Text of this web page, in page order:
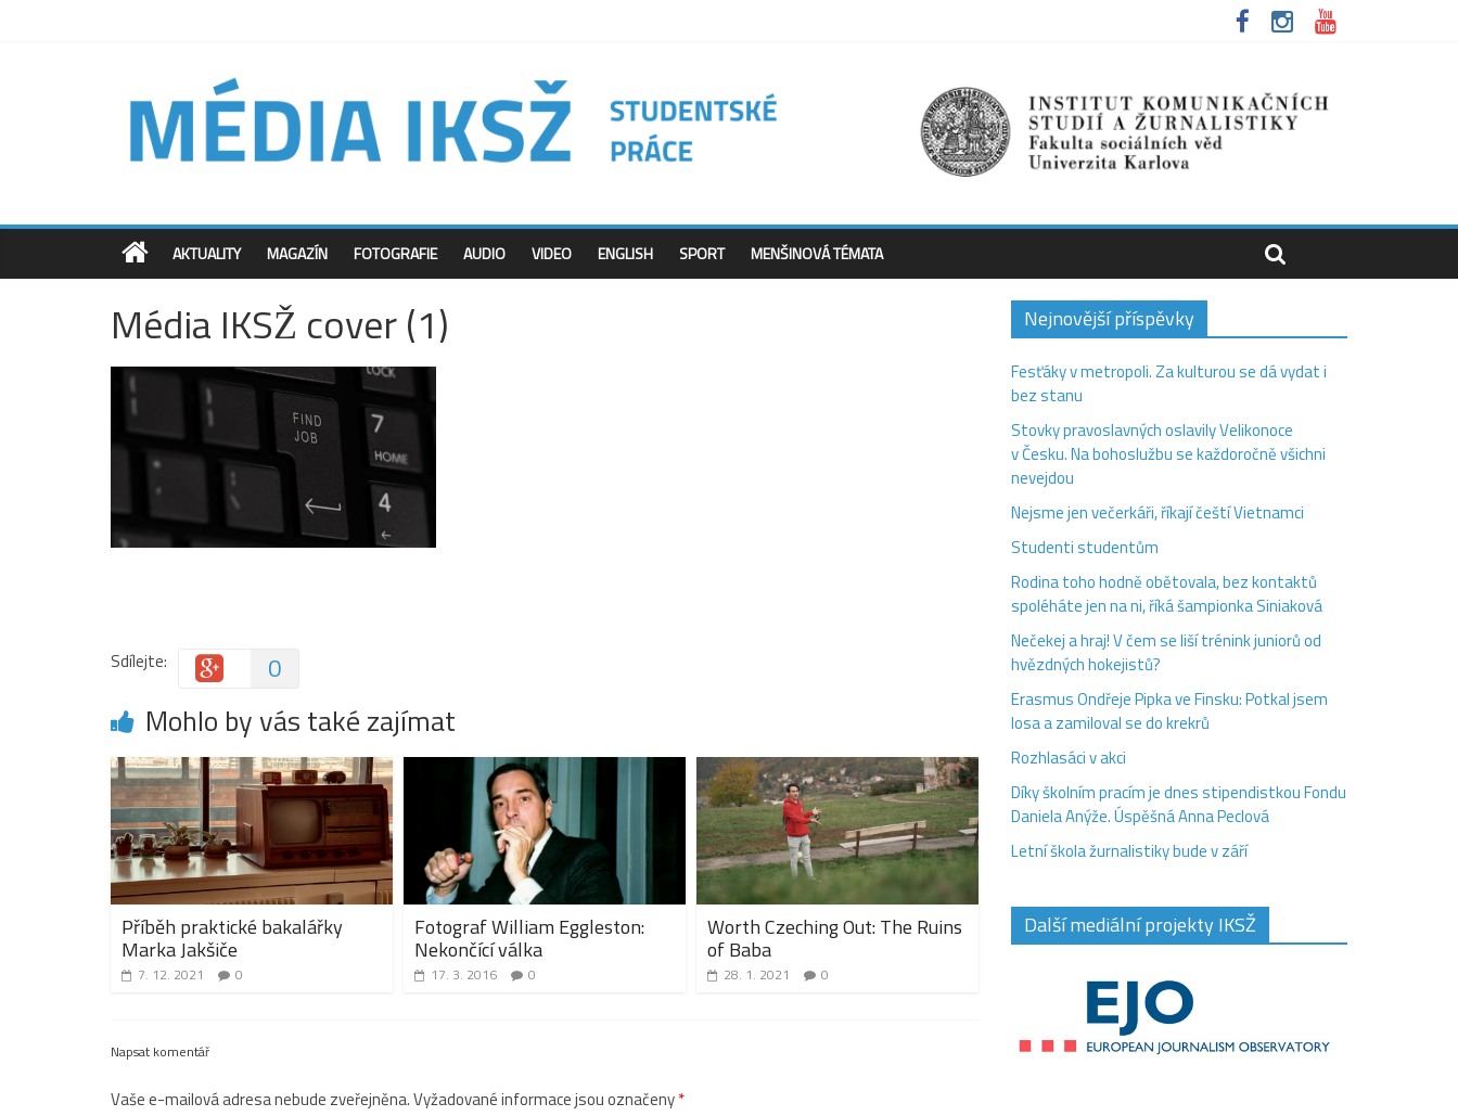
AKTUALITY MAGAZÍN FOTOGRAFIE AUDIO VIDEO ENGLISH SPORT MENŠINOVÁ TÉMATA
Média IKSŽ cover (1)
Sdílejte: 0
Mohlo by vás také zajímat
Příběh praktické bakalářky
Marka Jakšiče
7. 12. 2021 0
Fotograf William Eggleston:
Nekončící válka
17. 3. 2016 0
Worth Czeching Out: The Ruins
of Baba
28. 1. 2021 0
Napsat komentář
Vaše e-mailová adresa nebude zveřejněna.Vyžadované informace jsou označeny*
Nejnovější příspěvky
Fesťáky v metropoli. Za kulturou se dá vydat i
bez stanu
Stovky pravoslavných oslavily Velikonoce
v Česku. Na bohoslužbu se každoročně všichni
nevejdou
Nejsme jen večerkáři, říkají čeští Vietnamci
Studenti studentům
Rodina toho hodně obětovala, bez kontaktů
spoléháte jen na ni, říká šampionka Siniaková
Nečekej a hraj! V čem se liší trénink juniorů od
hvězdných hokejistů?
Erasmus Ondřeje Pipka ve Finsku: Potkal jsem
losa a zamiloval se do krekrů
Rozhlasáci v akci
Díky školním pracím je dnes stipendistkou Fondu
Daniela Anýže. Úspěšná Anna Peclová
Letní škola žurnalistiky bude v září
Další mediální projekty IKSŽ